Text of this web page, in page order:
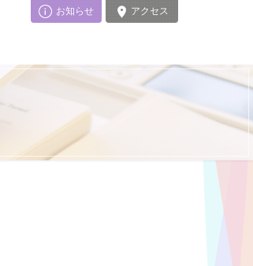
お知らせ アクセス